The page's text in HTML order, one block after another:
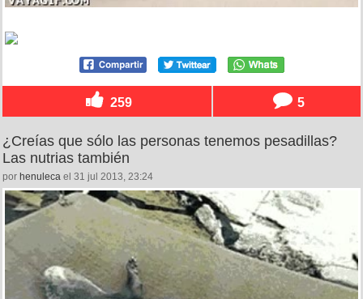
259 5
¿Creías que sólo las personas tenemos pesadillas?
Las nutrias también
por henuleca el 31 jul 2013, 23:24